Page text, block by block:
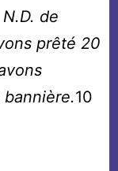
de
prêté 20
10